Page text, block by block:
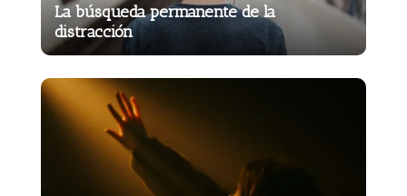
La búsqueda permanente de la
distracción